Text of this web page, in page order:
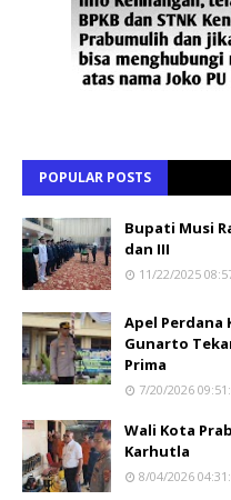
POPULAR POSTS
Bupati Musi
dan III
11/22/2025
Apel Perdana
Gunarto
Prima
7/20/2026
Wali Kota
Karhutla
8/04/2026